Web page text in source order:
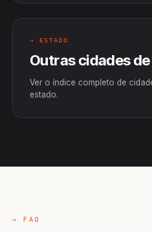
→ ESTADO
Outras cidades
Ver o índice completo de
estado.
→ FAQ